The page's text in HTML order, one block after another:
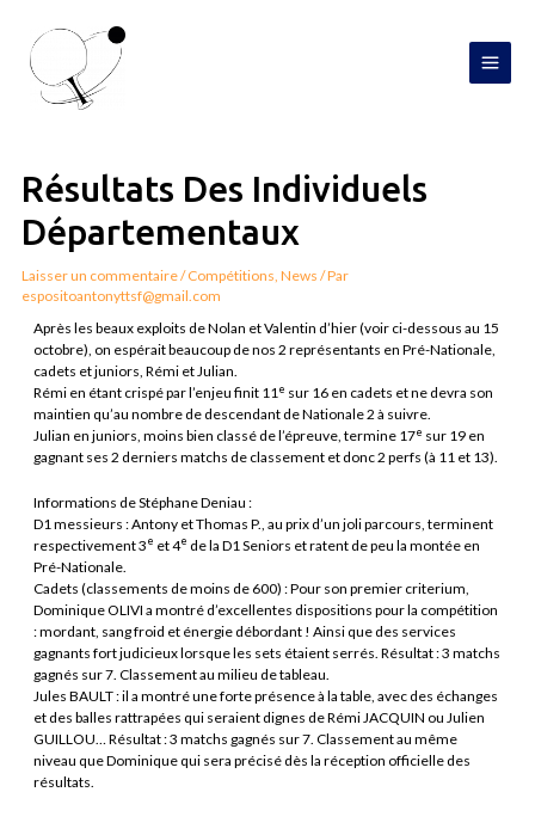
contenu
Résultats Des Individuels
Départementaux
Laisser un commentaire/Compétitions,News / Par
espositoantonyttsf@gmail.com
Après les beaux exploits de Nolan et Valentin d’hier (voir ci-dessous au 15
octobre), on espérait beaucoup de nos 2 représentants en Pré-Nationale,
cadets et juniors, Rémi et Julian.
Rémi en étant crispé par l’enjeu finit 11e sur 16 en cadets et ne devra son
maintien qu’au nombre de descendant de Nationale 2 à suivre.
Julian en juniors, moins bien classé de l’épreuve, termine 17e sur 19 en
gagnant ses 2 derniers matchs de classement et donc 2 perfs (à 11 et 13).
Informations de Stéphane Deniau :
D1 messieurs : Antony et Thomas P., au prix d’un joli parcours, terminent
respectivement 3e et 4e de la D1 Seniors et ratent de peu la montée en
Pré-Nationale.
Cadets (classements de moins de 600) : Pour son premier criterium,
Dominique OLIVI a montré d’excellentes dispositions pour la compétition
: mordant, sang froid et énergie débordant ! Ainsi que des services
gagnants fort judicieux lorsque les sets étaient serrés. Résultat : 3 matchs
gagnés sur 7. Classement au milieu de tableau.
Jules BAULT : il a montré une forte présence à la table, avec des échanges
et des balles rattrapées qui seraient dignes de Rémi JACQUIN ou Julien
GUILLOU… Résultat : 3 matchs gagnés sur 7. Classement au même
niveau que Dominique qui sera précisé dès la réception officielle des
résultats.
l’article